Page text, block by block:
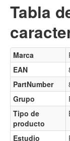
Tabla
Marca
EAN
PartNumber
Grupo
Tipo de
producto
Estudio